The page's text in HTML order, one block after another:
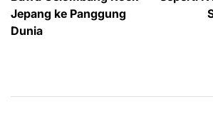
Jepang ke Panggung
Dunia